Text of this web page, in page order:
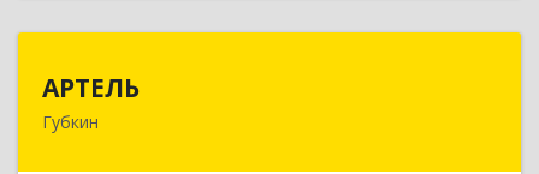
АРТЕЛЬ
Губкин309181, Белгородская обл, Губкинский р-н,